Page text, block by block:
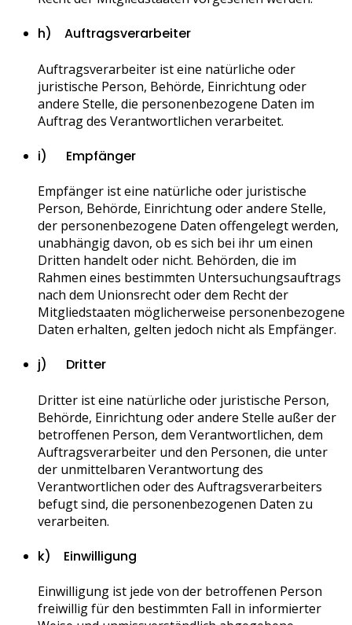
h) Auftragsverarbeiter
Auftragsverarbeiter ist eine natürliche oder
juristische Person, Behörde, Einrichtung oder
andere Stelle, die personenbezogene Daten im
Auftrag des Verantwortlichen verarbeitet.
i) Empfänger
Empfänger ist eine natürliche oder juristische
Person, Behörde, Einrichtung oder andere Stelle,
der personenbezogene Daten offengelegt werden,
unabhängig davon, ob es sich bei ihr um einen
Dritten handelt oder nicht. Behörden, die im
Rahmen eines bestimmten Untersuchungsauftrags
nach dem Unionsrecht oder dem Recht der
Mitgliedstaaten möglicherweise personenbezogene
Daten erhalten, gelten jedoch nicht als Empfänger.
j) Dritter
Dritter ist eine natürliche oder juristische Person,
Behörde, Einrichtung oder andere Stelle außer der
betroffenen Person, dem Verantwortlichen, dem
Auftragsverarbeiter und den Personen, die unter
der unmittelbaren Verantwortung des
Verantwortlichen oder des Auftragsverarbeiters
befugt sind, die personenbezogenen Daten zu
verarbeiten.
k) Einwilligung
Einwilligung ist jede von der betroffenen Person
freiwillig für den bestimmten Fall in informierter